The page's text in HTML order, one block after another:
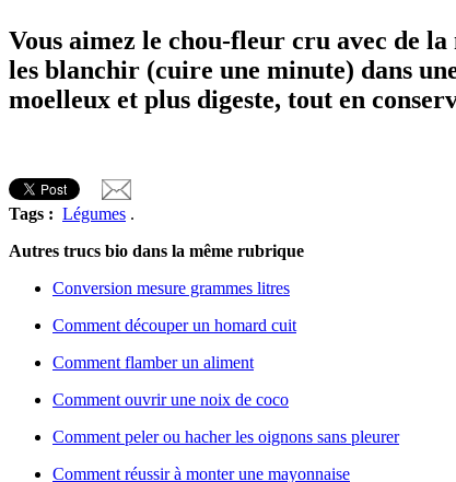
Vous aimez le chou-fleur cru avec de
les blanchir (cuire une minute) dans
moelleux et plus digeste, tout en
Tags : Légumes .
Autres trucs bio dans la même rubrique
Conversion mesure grammes litres
Comment découper un homard cuit
Comment flamber un aliment
Comment ouvrir une noix de coco
Comment peler ou hacher les oignons sans pleurer
Comment réussir à monter une mayonnaise